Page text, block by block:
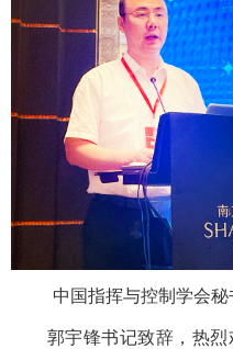
中国指挥与控制学会
郭宇锋书记致辞，热烈